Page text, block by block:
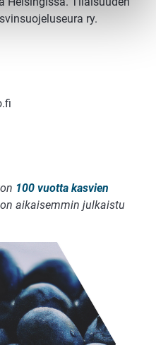
ry.
100 vuotta kasvien
aikaisemmin julkaistu